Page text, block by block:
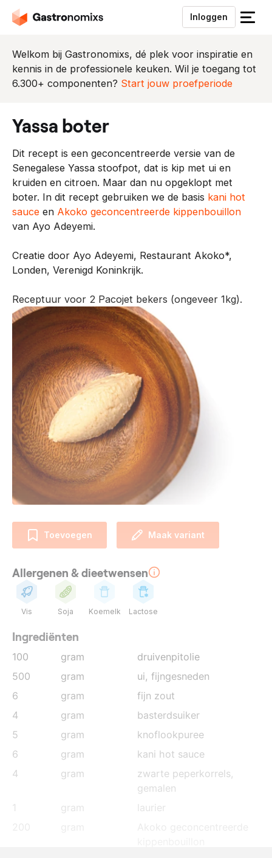
Inloggen
S
u
i
Welkom bij Gastronomixs, dé plek voor inspiratie en
kennis in de professionele keuken. Wil je toegang tot
6.300+ componenten? Start jouw proefperiode
yassa boter
Dit recept is een geconcentreerde versie van de
Senegalese Yassa stoofpot, dat is kip met ui en
kruiden en citroen. Maar dan nu opgeklopt met
boter. In dit recept gebruiken we de basis kani hot
sauce en Akoko geconcentreerde kippenbouillon
van Ayo Adeyemi.
Creatie door Ayo Adeyemi, Restaurant Akoko*,
Londen, Verenigd Koninkrijk.
Receptuur voor 2 Pacojet bekers (ongeveer 1kg).
Toevoegen Maak variant
Allergenen & dieetwensen
Vis Soja Koemelk Lactose
Ingrediënten
100 gram
druivenpitolie
500
gram ui, fijngesneden
6
gram
fijn zout
4
gram
basterdsuiker
5
gram
knoflookpuree
6
gram
kani hot sauce
4
gram zwarte peperkorrels
gemalen
1
gram
laurier